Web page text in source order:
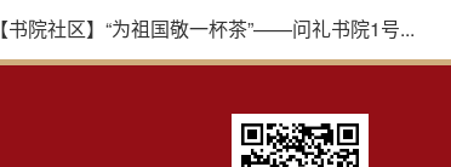
【书院社区】“为祖国敬一杯茶”——问礼书院1号...